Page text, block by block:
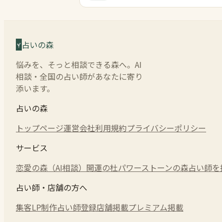
占いの森
悩みを、そっと相談できる森へ。AI
相談・全国の占い師があなたに寄り
添います。
占いの森
トップページ運営会社利用規約プライバシーポリシー
サービス
恋愛の森（AI相談） 開運の杜パワーストーンの森占い師
占い師・店舗の方へ
集客LP制作占い師登録店舗掲載プレミアム掲載